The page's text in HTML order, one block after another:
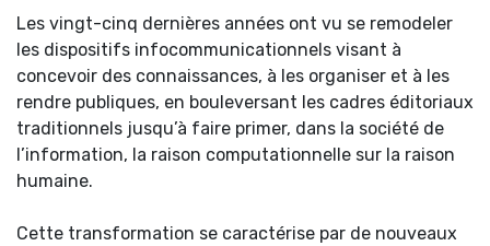
Les vingt-cinq dernières années ont vu se remodeler
les dispositifs infocommunicationnels visant à
concevoir des connaissances, à les organiser et à les
rendre publiques, en bouleversant les cadres éditoriaux
traditionnels jusqu’à faire primer, dans la société de
l’information, la raison computationnelle sur la raison
humaine.
Cette transformation se caractérise par de nouveaux